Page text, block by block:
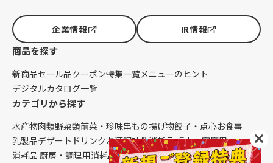
企業情報 IR情報
商品を探す
新商品セール品クーポン特集一覧メニューのヒント
デジタルカタログ一覧
カテゴリから探す
水産物肉類野菜類前菜・珍味串もの揚げ物餃子・点心お食事
乳製品デザート ドリンク お酒調味料消耗品 卓上・客席用
消耗品 厨房・調理用消耗品 クレンリネス生鮮品（配送便限定）